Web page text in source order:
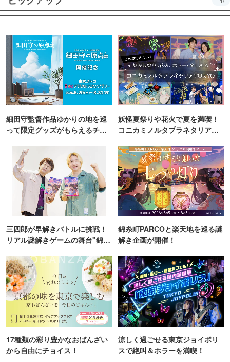
細田守監督作品ゆかりの地を巡
って限定グッズがもらえるチャ
妖怪夏祭りや花火で夏を満喫！
コニカミノルタプラネタリア
三四郎が早解きバトルに挑戦！
リアル謎解きゲームの舞台"錦糸
錦糸町PARCOと楽天地を巡る謎
解き企画が開催！
17種類の彩り豊かなおばんざい
から自由にチョイス！
涼しく過ごせる東京ジョイポリ
スで絶叫＆ホラーを満喫！